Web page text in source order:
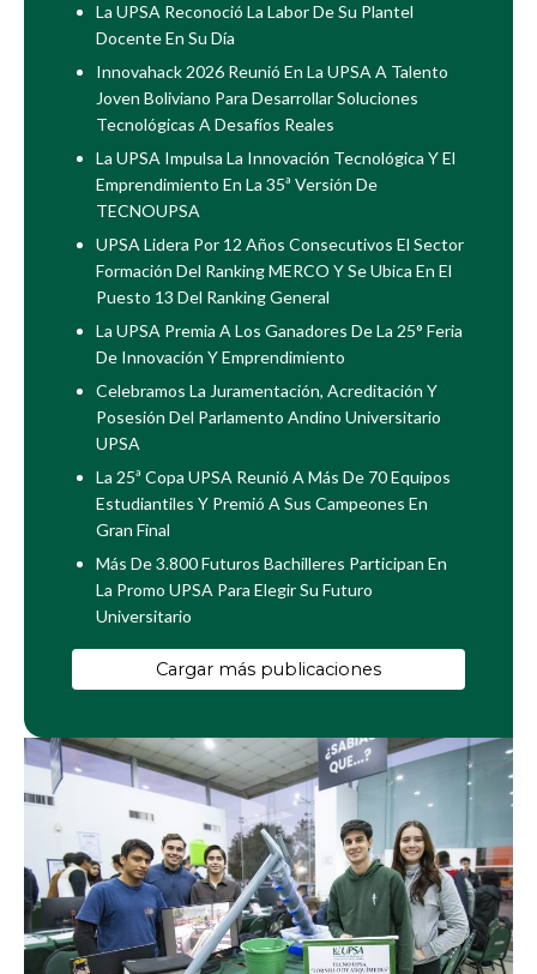
La UPSA Reconoció La Labor De Su Plantel
Docente En Su Día
Innovahack 2026 Reunió En La UPSA A Talento
Joven Boliviano Para Desarrollar Soluciones
Tecnológicas A Desafíos Reales
La UPSA Impulsa La Innovación Tecnológica Y El
Emprendimiento En La 35ª Versión De
TECNOUPSA
UPSA Lidera Por 12 Años Consecutivos El Sector
Formación Del Ranking MERCO Y Se Ubica En El
Puesto 13 Del Ranking General
La UPSA Premia A Los Ganadores De La 25° Feria
De Innovación Y Emprendimiento
Celebramos La Juramentación, Acreditación Y
Posesión Del Parlamento Andino Universitario
UPSA
La 25ª Copa UPSA Reunió A Más De 70 Equipos
Estudiantiles Y Premió A Sus Campeones En
Gran Final
Más De 3.800 Futuros Bachilleres Participan En
La Promo UPSA Para Elegir Su Futuro
Universitario
Cargar más publicaciones